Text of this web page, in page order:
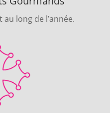
long de l’année.